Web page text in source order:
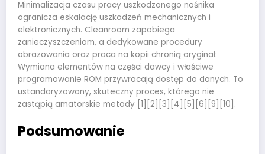
Minimalizacja czasu pracy uszkodzonego nośnika
ogranicza eskalację uszkodzeń mechanicznych i
elektronicznych. Cleanroom zapobiega
zanieczyszczeniom, a dedykowane procedury
obrazowania oraz praca na kopii chronią oryginał.
Wymiana elementów na części dawcy i właściwe
programowanie ROM przywracają dostęp do danych. To
ustandaryzowany, skuteczny proces, którego nie
zastąpią amatorskie metody [1][2][3][4][5][6][9][10].
Podsumowanie